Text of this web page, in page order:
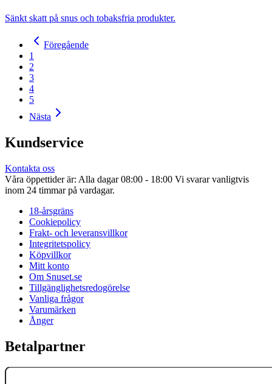
Sänkt skatt på snus och tobaksfria produkter.
Föregående
1
2
3
4
5
Nästa
Kundservice
Kontakta oss
Våra öppettider är: Alla dagar 08:00 - 18:00 Vi svarar vanligtvis
inom 24 timmar på vardagar.
18-årsgräns
Cookiepolicy
Frakt- och leveransvillkor
Integritetspolicy
Köpvillkor
Mitt konto
Om Snuset.se
Tillgänglighetsredogörelse
Vanliga frågor
Varumärken
Ånger
Betalpartner